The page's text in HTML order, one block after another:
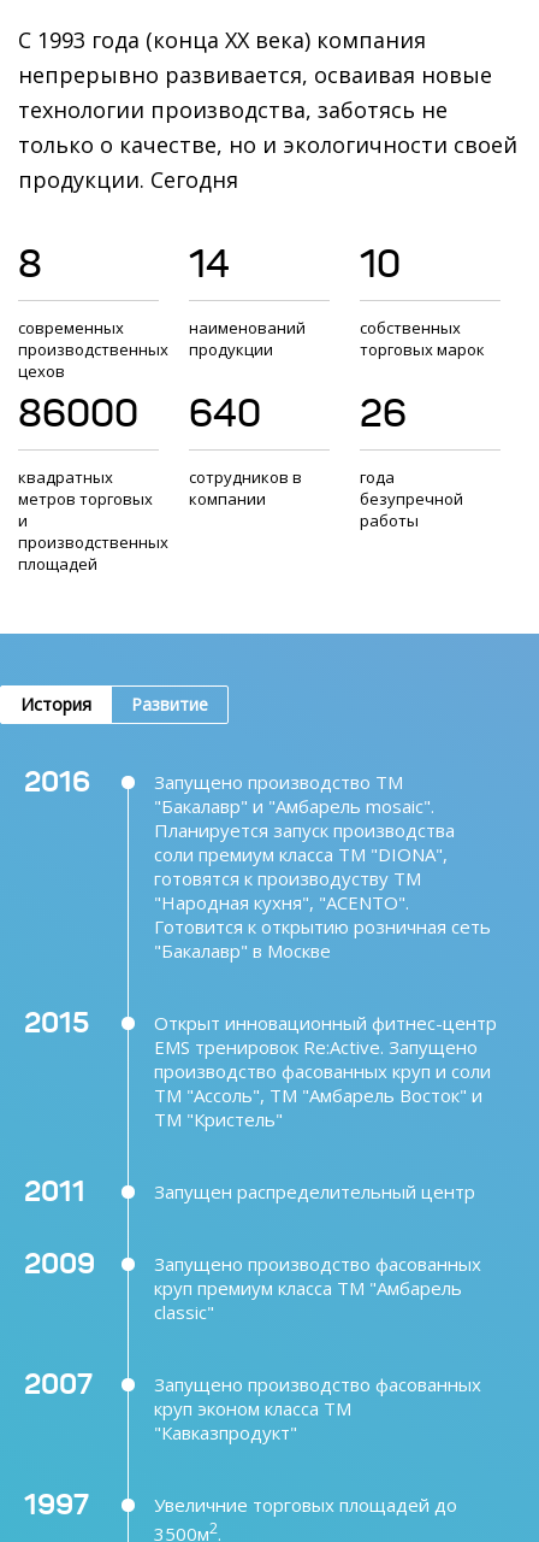
С 1993 года (конца XX века) компания
непрерывно развивается, осваивая новые
технологии производства, заботясь не
только о качестве, но и экологичности своей
продукции. Сегодня
8
современных
производственных
цехов
14
наименований
продукции
10
собственных
торговых марок
86000
квадратных
метров торговых
и
производственных
площадей
640
сотрудников в
компании
26
года
безупречной
работы
История Развитие
2016
Запущено производство ТМ
"Бакалавр" и "Амбарель mosaic".
Планируется запуск производства
соли премиум класса ТМ "DIONA",
готовятся к производуству ТМ
"Народная кухня", "ACENTO".
Готовится к открытию розничная сеть
"Бакалавр" в Москве
2015
Открыт инновационный фитнес-центр
EMS тренировок Re:Active. Запущено
производство фасованных круп и соли
ТМ "Ассоль", ТМ "Амбарель Восток" и
ТМ "Кристель"
2011 Запущен распределительный центр
2009
Запущено производство фасованных
круп премиум класса ТМ "Амбарель
classic"
2007
Запущено производство фасованных
круп эконом класса ТМ
"Кавказпродукт"
1997
Увеличние торговых площадей до
3500м2.